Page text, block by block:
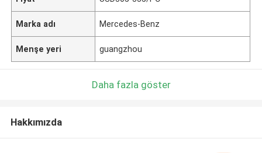
Marka adı Mercedes-Benz
Menşe yeri guangzhou
Daha fazla göster
Hakkımızda